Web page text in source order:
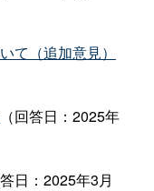
て（追加意見）
（回答日：2025年
答日：2025年3月